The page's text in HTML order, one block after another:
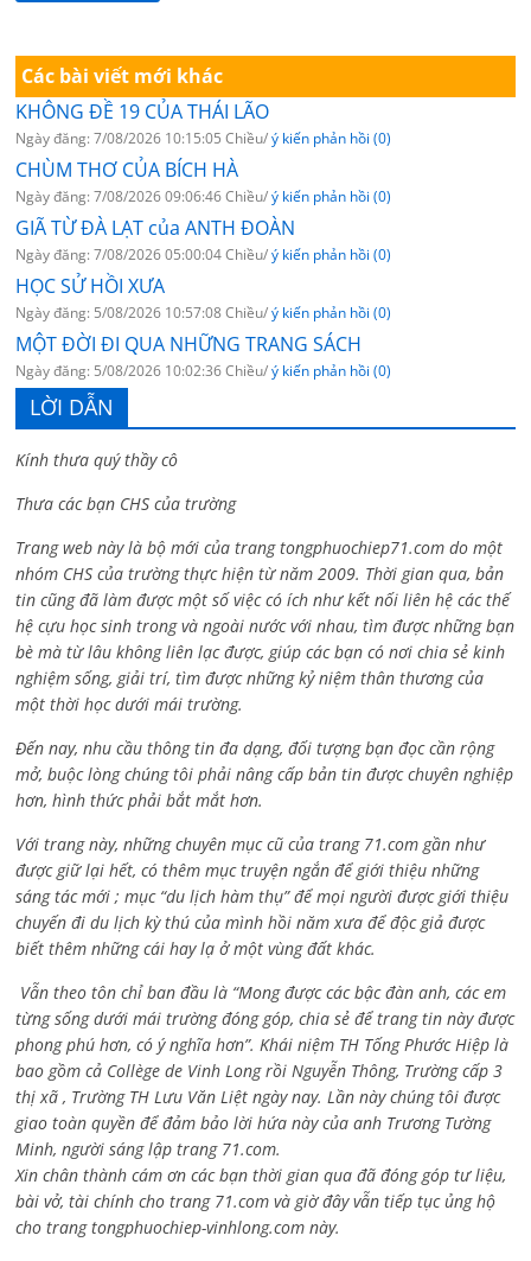
Các bài viết mới khác
KHÔNG ĐỀ 19 CỦA THÁI LÃO
Ngày đăng: 7/08/2026 10:15:05 Chiều/ý kiến phản hồi (0)
CHÙM THƠ CỦA BÍCH HÀ
Ngày đăng: 7/08/2026 09:06:46 Chiều/ý kiến phản hồi (0)
GIÃ TỪ ĐÀ LẠT của ANTH ĐOÀN
Ngày đăng: 7/08/2026 05:00:04 Chiều/ý kiến phản hồi (0)
HỌC SỬ HỒI XƯA
Ngày đăng: 5/08/2026 10:57:08 Chiều/ý kiến phản hồi (0)
MỘT ĐỜI ĐI QUA NHỮNG TRANG SÁCH
Ngày đăng: 5/08/2026 10:02:36 Chiều/ý kiến phản hồi (0)
LỜI DẪN
Kính thưa quý thầy cô
Thưa các bạn CHS của trường
Trang web này là bộ mới của trang tongphuochiep71.com do một
nhóm CHS của trường thực hiện từ năm 2009. Thời gian qua, bản
tin cũng đã làm được một số việc có ích như kết nối liên hệ các thế
hệ cựu học sinh trong và ngoài nước với nhau, tìm được những bạn
bè mà từ lâu không liên lạc được, giúp các bạn có nơi chia sẻ kinh
nghiệm sống, giải trí, tìm được những kỷ niệm thân thương của
một thời học dưới mái trường.
Đến nay, nhu cầu thông tin đa dạng, đối tượng bạn đọc cần rộng
mở, buộc lòng chúng tôi phải nâng cấp bản tin được chuyên nghiệp
hơn, hình thức phải bắt mắt hơn.
Với trang này, những chuyên mục cũ của trang 71.com gần như
được giữ lại hết, có thêm mục truyện ngắn để giới thiệu những
sáng tác mới ; mục “du lịch hàm thụ” để mọi người được giới thiệu
chuyến đi du lịch kỳ thú của mình hồi năm xưa để độc giả được
biết thêm những cái hay lạ ở một vùng đất khác.
Vẫn theo tôn chỉ ban đầu là “Mong được các bậc đàn anh, các em
từng sống dưới mái trường đóng góp, chia sẻ để trang tin này được
phong phú hơn, có ý nghĩa hơn”. Khái niệm TH Tống Phước Hiệp là
bao gồm cả Collège de Vinh Long rồi Nguyễn Thông, Trường cấp 3
thị xã , Trường TH Lưu Văn Liệt ngày nay. Lần này chúng tôi được
giao toàn quyền để đảm bảo lời hứa này của anh Trương Tường
Minh, người sáng lập trang 71.com.
Xin chân thành cám ơn các bạn thời gian qua đã đóng góp tư liệu,
bài vở, tài chính cho trang 71.com và giờ đây vẫn tiếp tục ủng hộ
cho trang tongphuochiep-vinhlong.com này.